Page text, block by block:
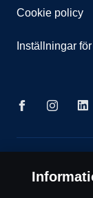
Cookie policy
Inställningar
Scania CV AB